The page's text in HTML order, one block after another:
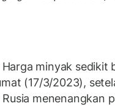
Harga minyak sedikit
(17/3/2023),
menenangkan